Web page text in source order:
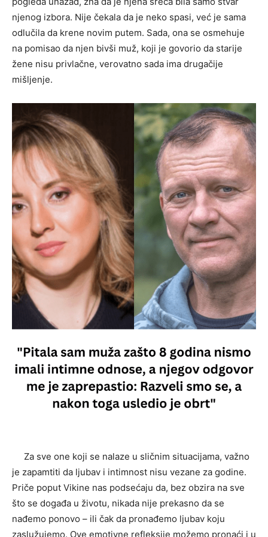
njenog izbora. Nije čekala da je neko spasi, već je sama
odlučila da krene novim putem. Sada, ona se osmehuje
na pomisao da njen bivši muž, koji je govorio da starije
žene nisu privlačne, verovatno sada ima drugačije
mišljenje.
Za sve one koji se nalaze u sličnim situacijama, važno
je zapamtiti da ljubav i intimnost nisu vezane za godine.
Priče poput Vikine nas podsećaju da, bez obzira na sve
što se događa u životu, nikada nije prekasno da se
nađemo ponovo – ili čak da pronađemo ljubav koju
zaslužujemo. Ove emotivne refleksije možemo pronaći i u